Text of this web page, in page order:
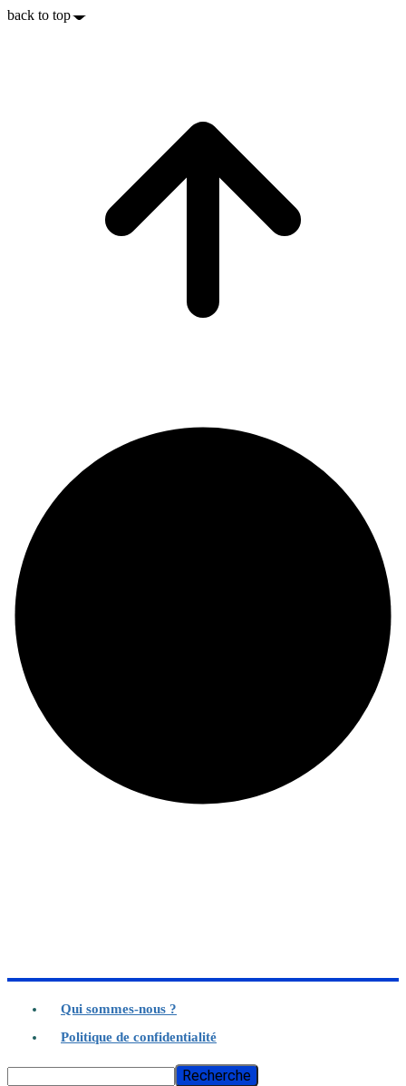
back to top
Qui sommes-nous ?
Politique de confidentialité